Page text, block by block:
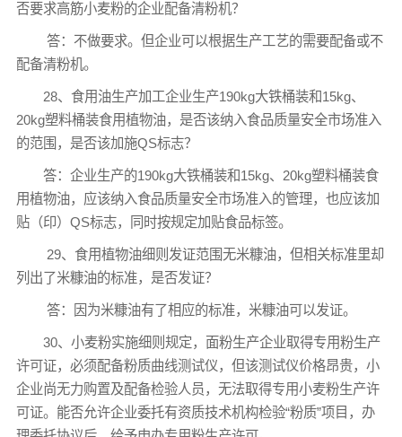
否要求高筋小麦粉的企业配备清粉机？
答：不做要求。但企业可以根据生产工艺的需要配备或不
配备清粉机。
28、食用油生产加工企业生产190kg大铁桶装和15kg、
20kg塑料桶装食用植物油，是否该纳入食品质量安全市场准入
的范围，是否该加施QS标志？
答：企业生产的190kg大铁桶装和15kg、20kg塑料桶装食
用植物油，应该纳入食品质量安全市场准入的管理，也应该加
贴（印）QS标志，同时按规定加贴食品标签。
29、食用植物油细则发证范围无米糠油，但相关标准里却
列出了米糠油的标准，是否发证？
答：因为米糠油有了相应的标准，米糠油可以发证。
30、小麦粉实施细则规定，面粉生产企业取得专用粉生产
许可证，必须配备粉质曲线测试仪，但该测试仪价格昂贵，小
企业尚无力购置及配备检验人员，无法取得专用小麦粉生产许
可证。能否允许企业委托有资质技术机构检验“粉质”项目，办